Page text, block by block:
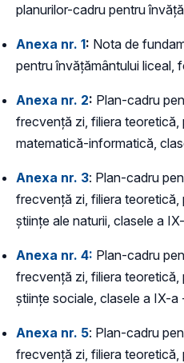
planurilor-cadru pentru
Anexa nr. 1: Nota de
pentru învățământului liceal,
Anexa nr. 2: Plan-cadru
frecvență zi, filiera teoretică,
matematică-informatică,
Anexa nr. 3: Plan-cadru
frecvență zi, filiera teoretică,
științe ale naturii, clasele a
Anexa nr. 4: Plan-cadru
frecvență zi, filiera teoretică,
științe sociale, clasele a IX-
Anexa nr. 5: Plan-cadru
frecvență zi, filiera teoretică,